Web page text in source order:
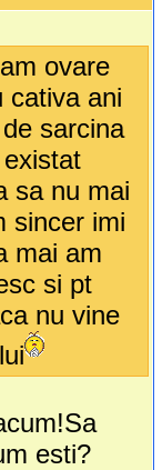
ovare
cativa ani
sarcina
sa nu mai
sincer imi
mai am
si pt
nu vine
esti?